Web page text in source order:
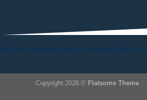
Biến tần Yaskawa Bien tan Yaskawa Biến tần
Copyright 2026 © Flatsome Theme